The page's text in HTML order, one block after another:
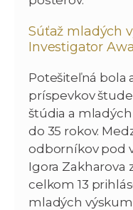
Súťaž mladých
Investigator
Potešiteľná bola
príspevkov
štúdia a
do 35 rokov.
odborníkov pod
Igora Zakharova
celkom 13
mladých